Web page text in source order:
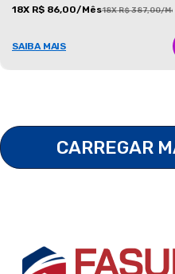
18X R$ 86,00/Mês18X R$ 387,00/
SAIBA MAIS
CARREGAR